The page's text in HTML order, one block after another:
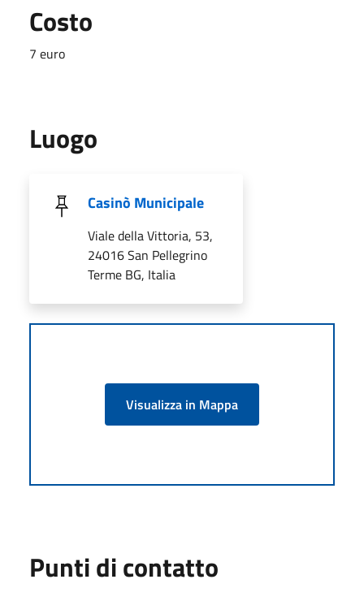
Costo
7 euro
Luogo
Casinò Municipale
Viale della Vittoria, 53,
24016 San Pellegrino
Terme BG, Italia
Visualizza in Mappa
Punti di contatto